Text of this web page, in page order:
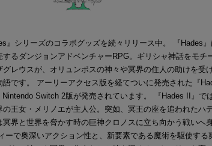
』シリーズのコラボグッズを続々リリース中。 『Hades
るダンジョンアドベンチャーRPG。ギリシャ神話をモチ
レウスが、オリュンポスの神々や冥界の住人の助けを受
です。 アーリーアクセス版を経てついに発売された『
Switch 2版が発売されています。 『Hades II』で
の王女・メリノエが主人公。突如、冥王の座を追われた
界と世界を脅かす時の巨神クロノスに立ち向かう戦いへ
ーで奥深いアクション性と、新要素である魔術を駆使する